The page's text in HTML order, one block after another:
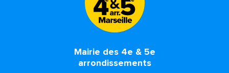
Mairie des 4e & 5e
arrondissements